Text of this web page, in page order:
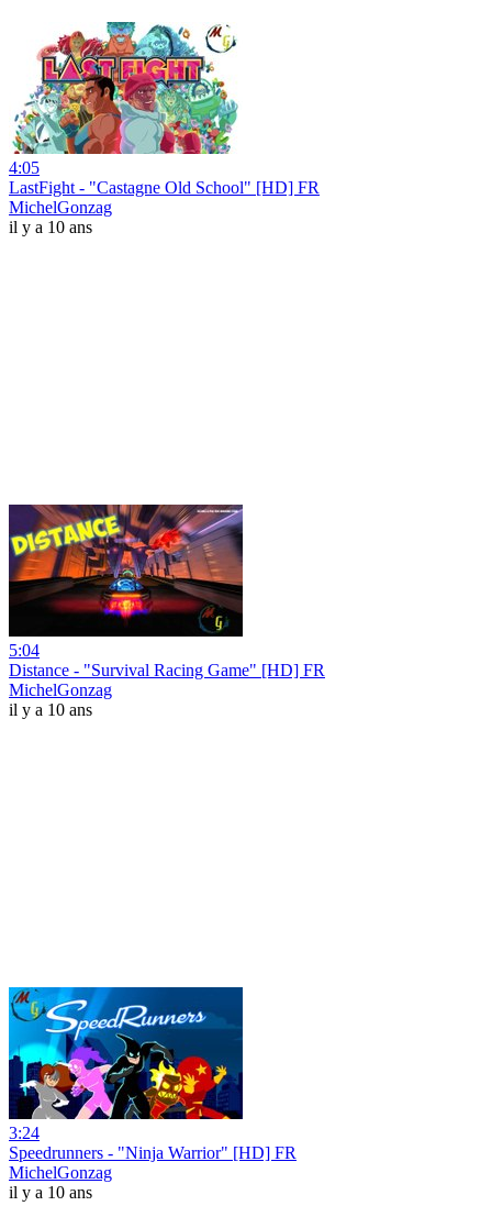
4:05
LastFight - "Castagne Old School" [HD] FR
MichelGonzag
il y a 10 ans
5:04
Distance - "Survival Racing Game" [HD] FR
MichelGonzag
il y a 10 ans
3:24
Speedrunners - "Ninja Warrior" [HD] FR
MichelGonzag
il y a 10 ans